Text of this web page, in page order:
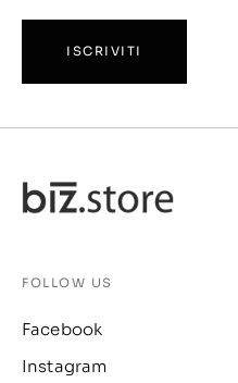
ISCRIVITI
FOLLOW US
Facebook
Instagram